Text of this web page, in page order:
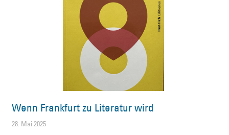
Wenn Frankfurt zu Literatur wird
28. Mai 2025